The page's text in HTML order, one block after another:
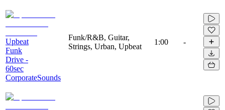
Upbeat
Funk
Drive -
60sec
CorporateSounds
Funk/R&B, Guitar,
Strings, Urban, Upbeat
1:00 -